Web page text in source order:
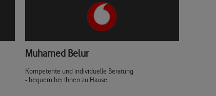
Muhamed Belur
Kompetente und individuelle Beratung
- bequem bei Ihnen zu Hause